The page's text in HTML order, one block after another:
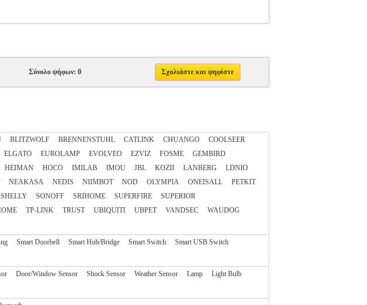
Σύνολο ψήφων: 0 Σχολιάστε και ψηφίστε
BLITZWOLF BRENNENSTUHL CATLINK CHUANGO
COOLSEER
ELGATO EUROLAMP EVOLVEO EZVIZ FOSME
GEMBIRD
HEIMAN HOCO IMILAB IMOU JBL KOZII LANBERG
LDNIO
NEAKASA NEDIS NIIMBOT NOD OLYMPIA ONEISALL
PETKIT
SHELLY SONOFF SRIHOME SUPERFIRE
SUPERIOR
TP-LINK TRUST UBIQUITI UBPET VANDSEC
WAUDOG
Smart Doorbell Smart Hub/Bridge Smart Switch
Smart USB Switch
Door/Window Sensor Shock Sensor Weather Sensor Lamp
Light Bulb